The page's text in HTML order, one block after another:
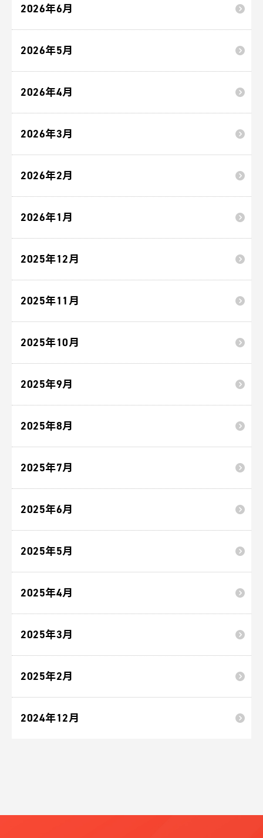
2026年6月
2026年5月
2026年4月
2026年3月
2026年2月
2026年1月
2025年12月
2025年11月
2025年10月
2025年9月
2025年8月
2025年7月
2025年6月
2025年5月
2025年4月
2025年3月
2025年2月
2024年12月